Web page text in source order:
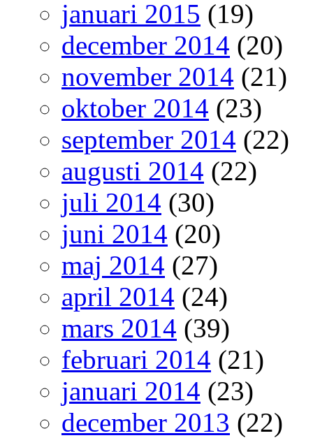
januari 2015 (19)
december 2014 (20)
november 2014 (21)
oktober 2014 (23)
september 2014 (22)
augusti 2014 (22)
juli 2014 (30)
juni 2014 (20)
maj 2014 (27)
april 2014 (24)
mars 2014 (39)
februari 2014 (21)
januari 2014 (23)
december 2013 (22)